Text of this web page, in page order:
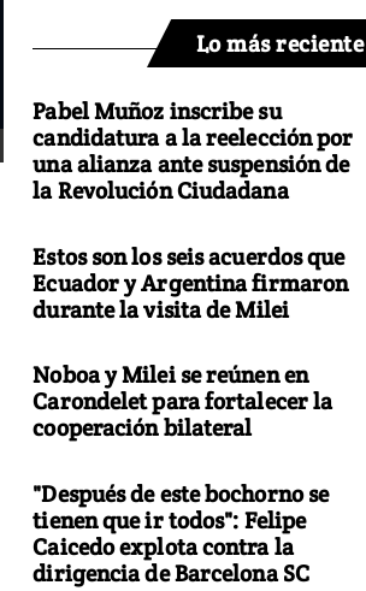
Lo más reciente
Pabel Muñoz inscribe su
candidatura a la reelección por
una alianza ante suspensión de
la Revolución Ciudadana
Estos son los seis acuerdos que
Ecuador y Argentina firmaron
durante la visita de Milei
Noboa y Milei se reúnen en
Carondelet para fortalecer la
cooperación bilateral
"Después de este bochorno se
tienen que ir todos": Felipe
Caicedo explota contra la
dirigencia de Barcelona SC